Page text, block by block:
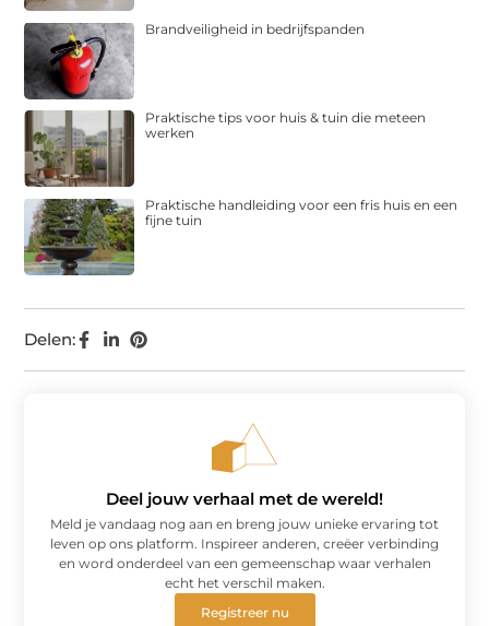
Delen:
Brandveiligheid in bedrijfspanden
Praktische tips voor huis & tuin die meteen
werken
Praktische handleiding voor een fris huis en een
fijne tuin
Deel jouw verhaal met de wereld!
Meld je vandaag nog aan en breng jouw unieke ervaring tot
leven op ons platform. Inspireer anderen, creëer verbinding
en word onderdeel van een gemeenschap waar verhalen
echt het verschil maken.
Registreer nu